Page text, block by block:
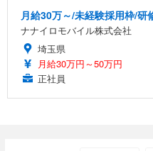
月給30万～/未経験採用枠/
ナナイロモバイル株式会社
埼玉県
月給30万円～50万円
正社員